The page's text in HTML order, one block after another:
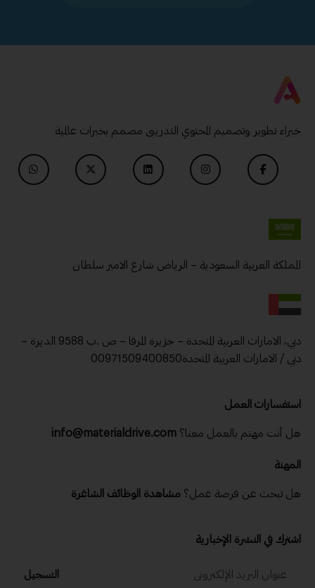
خبراء تطوير وتصميم المحتوي التدريبى مصمم بخبرات عالمية
المملكة العربية السعودية – الرياض شارع الامير سلطان
دبي، الامارات العربية المتحدة – جزيرة المرفا – ص .ب 9588 الديرة –
دبي / الامارات العربية المتحدة00971509400850
استفسارات العمل
هل أنت مهتم بالعمل معنا؟ info@materialdrive.com
المهنة
هل تبحث عن فرصة عمل؟ مشاهدة الوظائف الشاغرة
اشترك في النشرة الإخبارية
التسجيل